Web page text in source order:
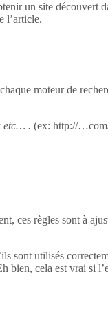
un site découvert
l’article.
moteur de
etc… . (ex: http://
ces règles sont à
sont utilisés
bien, cela est vrai si